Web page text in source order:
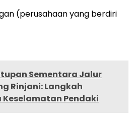
(perusahaan yang berdiri
Sementara Jalur
Rinjani: Langkah
Pendaki